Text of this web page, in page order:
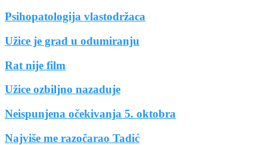
Psihopatologija vlastodržaca
Užice je grad u odumiranju
Rat nije film
Užice ozbiljno nazaduje
Neispunjena očekivanja 5. oktobra
Najviše me razočarao Tadić